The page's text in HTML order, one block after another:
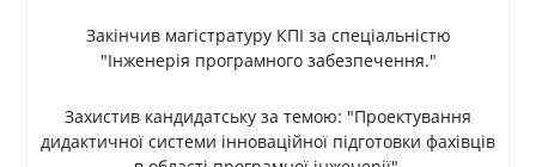
Закінчив магістратуру КПІ за спеціальністю
"Інженерія програмного забезпечення."
Захистив кандидатську за темою: "Проектування
дидактичної системи інноваційної підготовки фахівців